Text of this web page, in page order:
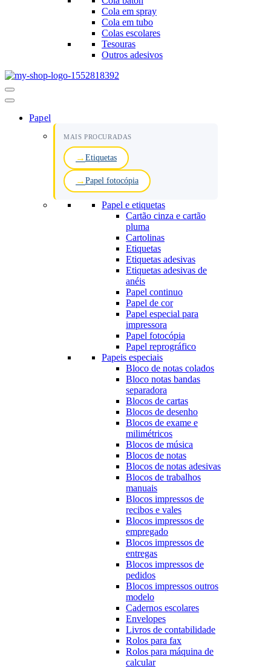
Cola em spray
Cola em tubo
Colas escolares
Tesouras
Outros adesivos
Menu
de
Papel
MAIS PROCURADAS
Etiquetas
Papel fotocópia
Papel e etiquetas
Cartão cinza e cartão
pluma
Cartolinas
Etiquetas
Etiquetas adesivas
Etiquetas adesivas de
anéis
Papel continuo
Papel de cor
Papel especial para
impressora
Papel fotocópia
Papel reprográfico
Papeis especiais
Bloco de notas colados
Bloco notas bandas
separadora
Blocos de cartas
Blocos de desenho
Blocos de exame e
milimétricos
Blocos de música
Blocos de notas
Blocos de notas adesivas
Blocos de trabalhos
manuais
Blocos impressos de
recibos e vales
Blocos impressos de
empregado
Blocos impressos de
entregas
Blocos impressos de
pedidos
Blocos impressos outros
modelo
Cadernos escolares
Envelopes
Livros de contabilidade
Rolos para fax
Rolos para máquina de
calcular